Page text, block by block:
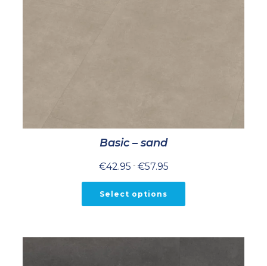
Basic – sand
€42.95 - €57.95Prijsklasse:
tot
Select options